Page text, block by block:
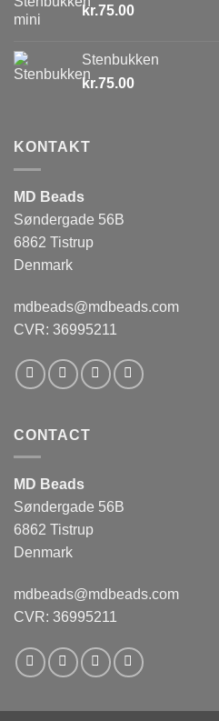
kr.75.00
Stenbukken
kr.75.00
KONTAKT
MD Beads
Søndergade 56B
6862 Tistrup
Denmark
mdbeads@mdbeads.com
CVR: 36995211
CONTACT
MD Beads
Søndergade 56B
6862 Tistrup
Denmark
mdbeads@mdbeads.com
CVR: 36995211